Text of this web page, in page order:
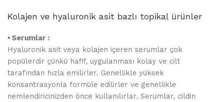
Kolajen ve hyaluronik asit bazlı topikal ürünler
⦁ Serumlar :
Hyaluronik asit veya kolajen içeren serumlar çok
popülerdir çünkü hafif, uygulanması kolay ve cilt
tarafından hızla emilirler. Genellikle yüksek
konsantrasyonla formüle edilirler ve genellikle
nemlendiricinizden önce kullanılırlar. Serumlar, cildin